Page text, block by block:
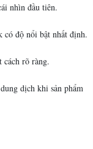
nhìn đầu tiên.
có độ nổi bật nhất định.
rõ ràng.
dịch khi sản phẩm